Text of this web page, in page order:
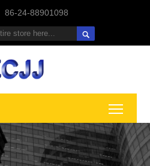
86-24-88901098
